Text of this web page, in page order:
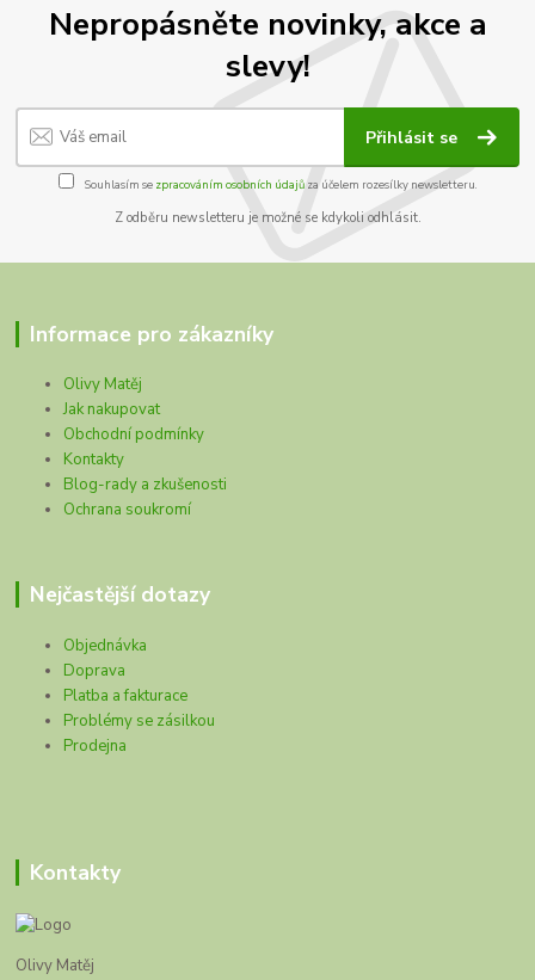
Nepropásněte novinky, akce a
slevy!
Přihlásit se
Souhlasím se zpracováním osobních údajůza účelem rozesílky newsletteru.
Z odběru newsletteru je možné se kdykoli odhlásit.
Informace pro zákazníky
Olivy Matěj
Jak nakupovat
Obchodní podmínky
Kontakty
Blog-rady a zkušenosti
Ochrana soukromí
Nejčastější dotazy
Objednávka
Doprava
Platba a fakturace
Problémy se zásilkou
Prodejna
Kontakty
Olivy Matěj